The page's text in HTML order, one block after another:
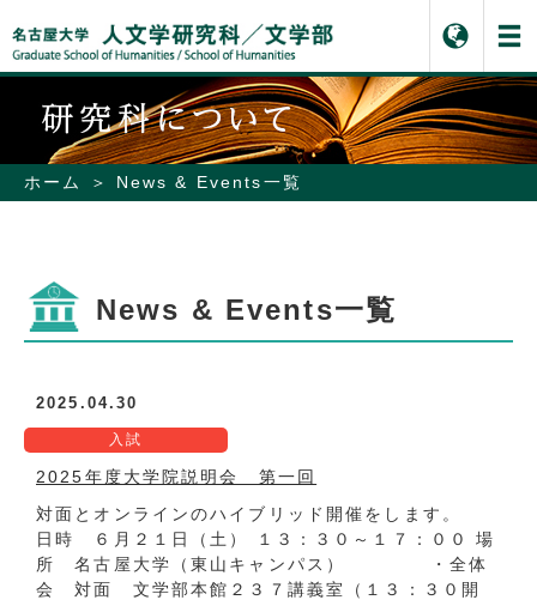
ホーム News & Events一覧
News & Events一覧
2025.04.30
入試
2025年度大学院説明会 第一回
対面とオンラインのハイブリッド開催をします。
日時 ６月２１日（土） １３：３０～１７：００ 場
所 名古屋大学（東山キャンパス） ・全体
会 対面 文学部本館２３７講義室（１３：３０開